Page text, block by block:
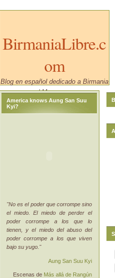
BirmaniaLibre.c
om
Blog en español dedicado a Birmania
/ Myanmar.
America knows Aung San Suu
Kyi?
"No es el poder que corrompe sino
el miedo. El miedo de perder el
poder corrompe a los que lo
tienen, y el miedo del abuso del
poder corrompe a los que viven
bajo su yugo."
Aung San Suu Kyi
Escenas de Más allá de Rangún